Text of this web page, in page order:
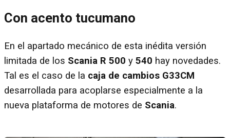
Con acento tucumano
En el apartado mecánico de esta inédita versión
limitada de los Scania R 500 y 540 hay novedades.
Tal es el caso de la caja de cambios G33CM
desarrollada para acoplarse especialmente a la
nueva plataforma de motores de Scania.